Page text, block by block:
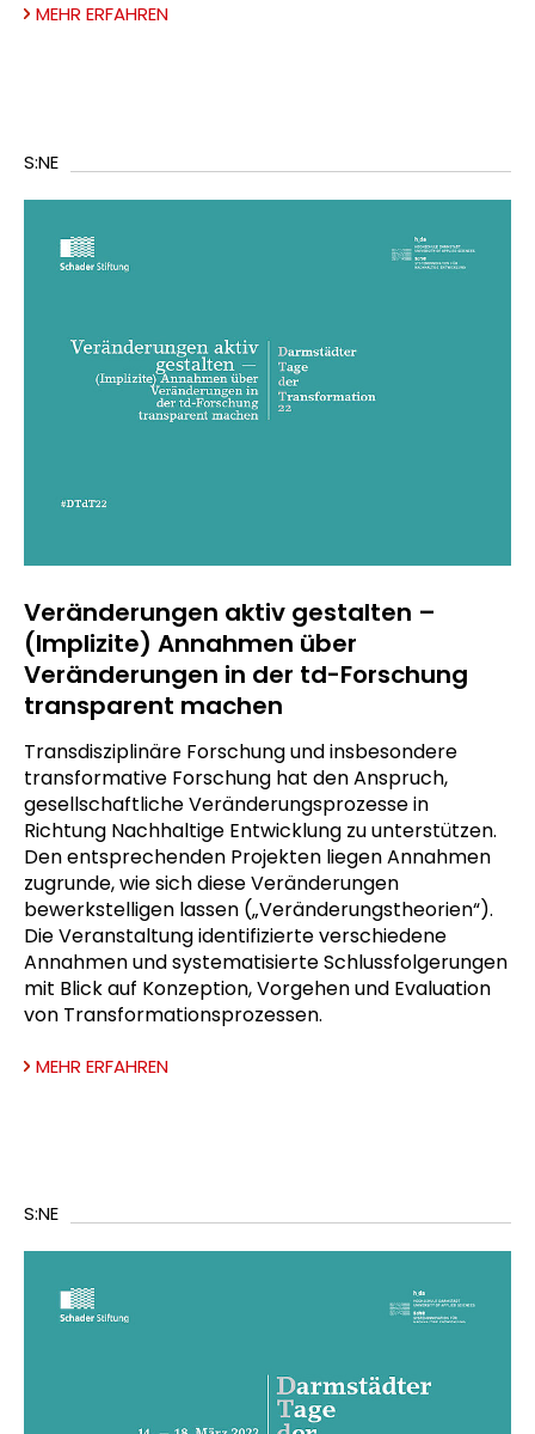
MEHR ERFAHREN
S:NE
Veränderungen aktiv gestalten –
(Implizite) Annahmen über
Veränderungen in der td-Forschung
transparent machen
Transdisziplinäre Forschung und insbesondere
transformative Forschung hat den Anspruch,
gesellschaftliche Veränderungsprozesse in
Richtung Nachhaltige Entwicklung zu unterstützen.
Den entsprechenden Projekten liegen Annahmen
zugrunde, wie sich diese Veränderungen
bewerkstelligen lassen („Veränderungstheorien“).
Die Veranstaltung identifizierte verschiedene
Annahmen und systematisierte Schlussfolgerungen
mit Blick auf Konzeption, Vorgehen und Evaluation
von Transformationsprozessen.
MEHR ERFAHREN
S:NE